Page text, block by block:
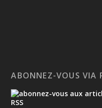
ABONNEZ-VOUS VIA